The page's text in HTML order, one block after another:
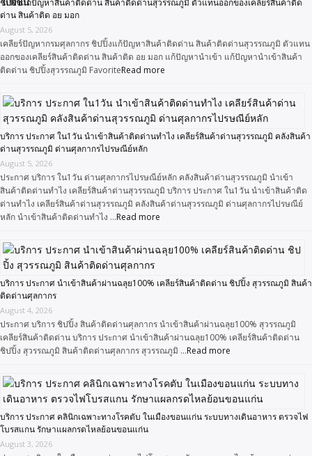
ชิปปิ้งแก้ปัญหาสินค้าติดด่าน สินค้าติดด่านสุวรรณภูมิ ตัวแทนออกของเคลียร์สินค้าติด
ด่าน สินค้าติด อย มอก
August 5, 2026
เคลียร์ปัญหากรมศุลกากร ชิปปิ้งแก้ปัญหาสินค้าติดด่าน สินค้าติดด่านสุวรรณภูมิ ตัวแทน
ออกของเคลียร์สินค้าติดด่าน สินค้าติด อย มอก แก้ปัญหานำเข้า แก้ปัญหานำเข้าสินค้า
ติดด่าน ชิปปิ้งสุวรรณภูมิ FavoriteRead more
บริการ ประกาศ ใน1วัน นำเข้าสินค้าติดด่านทำไง เคลียร์สินค้าด่านสุวรรณภูมิ คลังสินค้า
ด่านสุวรรณภูมิ ด่านศุลกากรไปรษณีย์หลัก
August 5, 2026
ประกาศ บริการ ใน1วัน ด่านศุลกากรไปรษณีย์หลัก คลังสินค้าด่านสุวรรณภูมิ นำเข้า
สินค้าติดด่านทำไง เคลียร์สินค้าด่านสุวรรณภูมิ บริการ ประกาศ ใน1วัน นำเข้าสินค้าติด
ด่านทำไง เคลียร์สินค้าด่านสุวรรณภูมิ คลังสินค้าด่านสุวรรณภูมิ ด่านศุลกากรไปรษณีย์
หลัก นำเข้าสินค้าติดด่านทำไง …Read more
บริการ ประกาศ นำเข้าสินค้าผ่านฉลุย100% เคลียร์สินค้าติดด่าน ชิปปิ้ง สุวรรณภูมิ สินค้า
ติดด่านศุลกากร
August 4, 2026
ประกาศ บริการ ชิปปิ้ง สินค้าติดด่านศุลกากร นำเข้าสินค้าผ่านฉลุย100% สุวรรณภูมิ
เคลียร์สินค้าติดด่าน บริการ ประกาศ นำเข้าสินค้าผ่านฉลุย100% เคลียร์สินค้าติดด่าน
ชิปปิ้ง สุวรรณภูมิ สินค้าติดด่านศุลกากร สุวรรณภูมิ …Read more
บริการ ประกาศ คลินิกเฉพาะทางโรคตับ ในเมืองขอนแก่น ระบบทางเดินอาหาร ตรวจไฟ
โบรสแกน รักษาแผลกรดไหลย้อนขอนแก่น
August 3, 2026